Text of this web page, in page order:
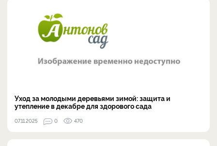
Уход за молодыми деревьями зимой: защита и
утепление в декабре для здорового сада
07.11.2025 0 470